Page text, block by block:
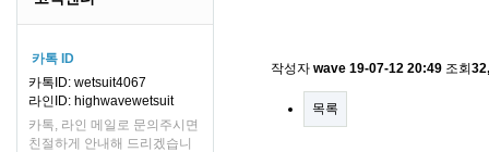
카톡 ID
카톡ID: wetsuit4067
라인ID: highwavewetsuit
카톡, 라인 메일로 문의주시면
친절하게 안내해 드리겠습니
작성자 wave 19-07-12 20:49 조회
목록